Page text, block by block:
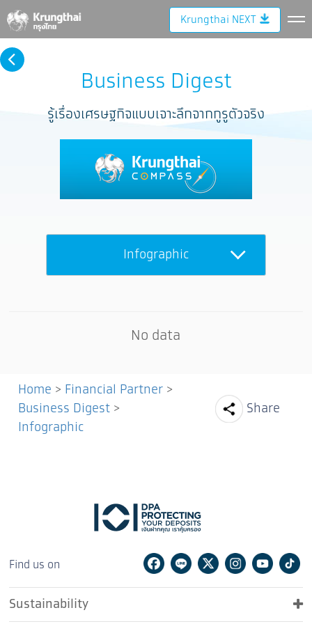
Krungthai NEXT
Business Digest
รู้เรื่องเศรษฐกิจแบบเจาะลึกจากกูรูตัวจริง
Infographic
No data
Home > Financial Partner >
Business Digest >
Infographic
Share
Facebook
Line
Find us on Facebook
LineTwitterInstagram
Sustainability